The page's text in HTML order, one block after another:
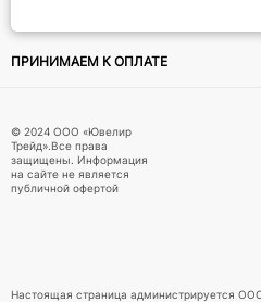
ПРИНИМАЕМ К ОПЛАТЕ
© 2024 ООО «Ювелир
Трейд».Все права
защищены. Информация
на сайте не является
публичной офертой
Настоящая страница администрируется